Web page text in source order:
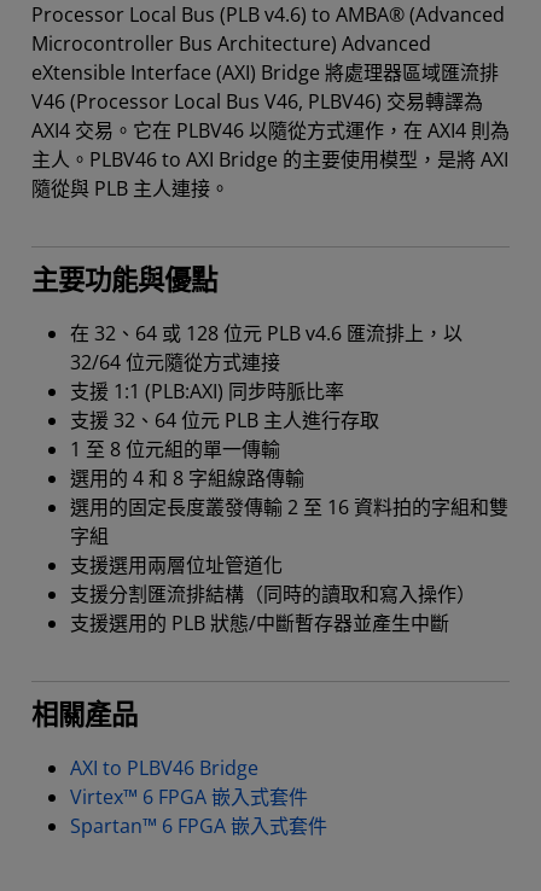
Processor Local Bus (PLB v4.6) to AMBA® (Advanced
Microcontroller Bus Architecture) Advanced
eXtensible Interface (AXI) Bridge 將處理器區域匯流排
V46 (Processor Local Bus V46, PLBV46) 交易轉譯為
AXI4 交易。它在 PLBV46 以隨從方式運作，在 AXI4 則為
主人。PLBV46 to AXI Bridge 的主要使用模型，是將 AXI
隨從與 PLB 主人連接。
主要功能與優點
在 32、64 或 128 位元 PLB v4.6 匯流排上，以
32/64 位元隨從方式連接
支援 1:1 (PLB:AXI) 同步時脈比率
支援 32、64 位元 PLB 主人進行存取
1 至 8 位元組的單一傳輸
選用的 4 和 8 字組線路傳輸
選用的固定長度叢發傳輸 2 至 16 資料拍的字組和雙
字組
支援選用兩層位址管道化
支援分割匯流排結構（同時的讀取和寫入操作）
支援選用的 PLB 狀態/中斷暫存器並產生中斷
相關產品
AXI to PLBV46 Bridge
Virtex™ 6 FPGA 嵌入式套件
Spartan™ 6 FPGA 嵌入式套件